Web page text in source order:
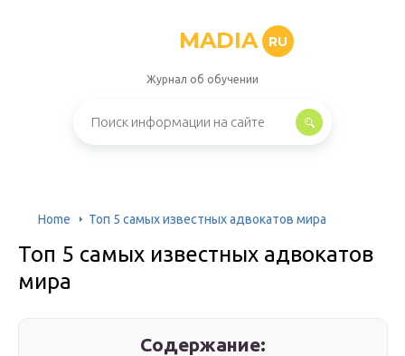
MADIA RU
Журнал об обучении
Home Топ 5 самых известных адвокатов мира
Топ 5 самых известных адвокатов
мира
Содержание: